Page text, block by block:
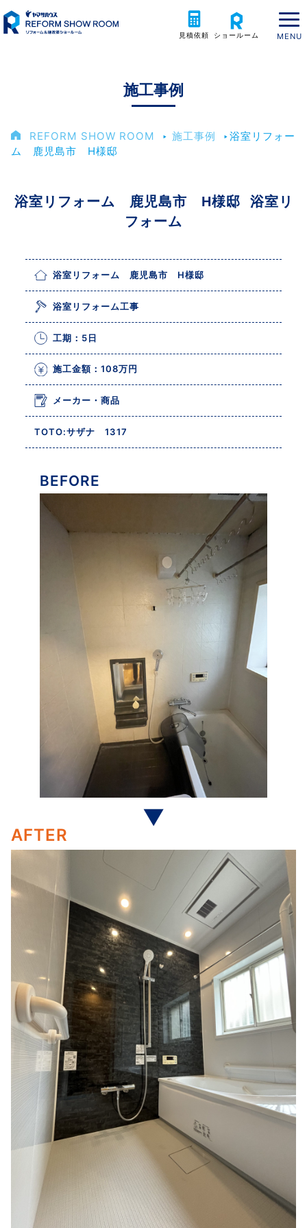
見積依頼 ショールーム
施工事例
REFORM SHOW ROOM ‣ 施工事例 ‣浴室リフォー
ム 鹿児島市 H様邸
浴室リフォーム 鹿児島市 H様邸 浴室リ
フォーム
浴室リフォーム 鹿児島市 H様邸
浴室リフォーム工事
工期：5日
施工金額：108万円
メーカー・商品
TOTO:サザナ 1317
BEFORE
AFTER